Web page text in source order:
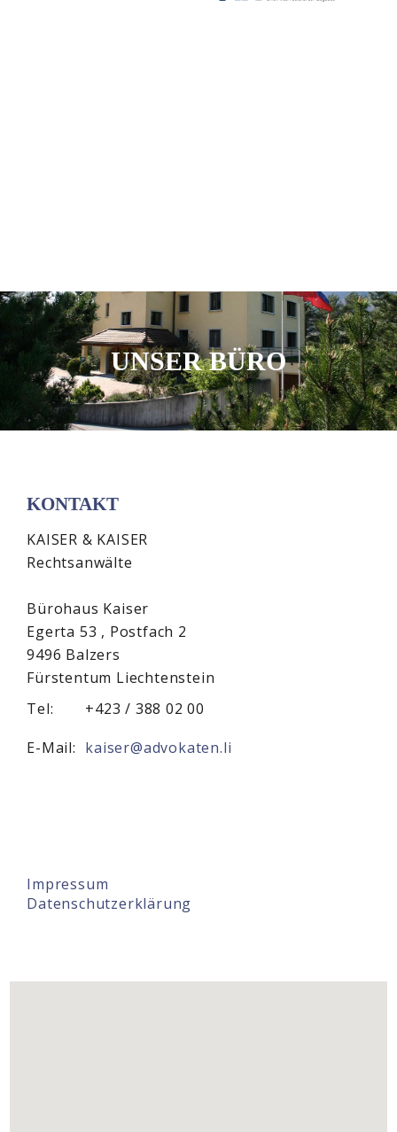
UNSER BÜRO
KONTAKT
KAISER & KAISER
Rechtsanwälte
Bürohaus Kaiser
Egerta 53 , Postfach 2
9496 Balzers
Fürstentum Liechtenstein
Tel:
+423 / 388 02 00
E-Mail: kaiser@advokaten.li
Impressum
Datenschutzerklärung